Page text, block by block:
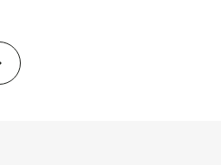
HA(psyk.) - erhvervs­økonomi og